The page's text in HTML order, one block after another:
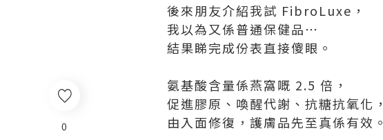
0
後來朋友介紹我試 FibroLuxe，
我以為又係普通保健品⋯
結果睇完成份表直接傻眼。
氨基酸含量係燕窩嘅 2.5 倍，
促進膠原、喚醒代謝、抗糖抗氧化，
由入面修復，護膚品先至真係有效。